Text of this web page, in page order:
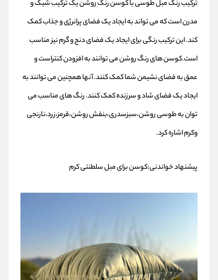
ترکیب رنگ مبل طوسی با کوسن رنگ روشن یک ترکیب شیک و
مدرن است که می تواند به ایجاد یک فضای پرانرژی و جذاب کمک
کند. این ترکیب رنگی برای ایجاد یک فضای دنج و گرم نیز مناسب
است.کوسن های رنگ روشن می توانند به افزودن کنتراست و
عمق به فضای نشیمن شما کمک کنند. آنها همچنین می توانند به
ایجاد یک فضای شاد و سرزنده کمک کنند. رنگ های مناسب می
توان به طوسی روشن،سبزسدری،بنفش روشن،قرمز،زرد،نارنجی
وکرم اشاره کرد.
پیشنهاد خواندنی:کوسن برای مبل سلطنتی کرم